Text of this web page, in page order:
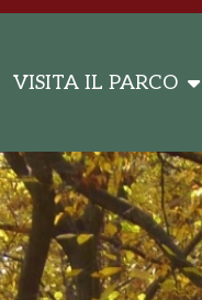
VISITA IL PARCO